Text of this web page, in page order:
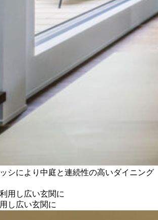
シにより中庭と連続性の高いダイニング
し広い玄関に